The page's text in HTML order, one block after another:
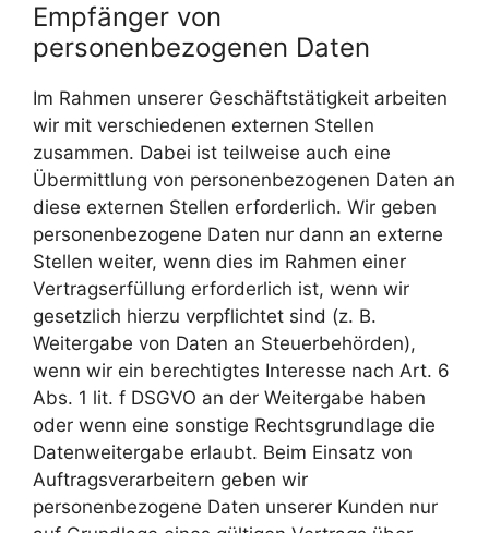
Empfänger von
personenbezogenen Daten
Im Rahmen unserer Geschäftstätigkeit arbeiten
wir mit verschiedenen externen Stellen
zusammen. Dabei ist teilweise auch eine
Übermittlung von personenbezogenen Daten an
diese externen Stellen erforderlich. Wir geben
personenbezogene Daten nur dann an externe
Stellen weiter, wenn dies im Rahmen einer
Vertragserfüllung erforderlich ist, wenn wir
gesetzlich hierzu verpflichtet sind (z. B.
Weitergabe von Daten an Steuerbehörden),
wenn wir ein berechtigtes Interesse nach Art. 6
Abs. 1 lit. f DSGVO an der Weitergabe haben
oder wenn eine sonstige Rechtsgrundlage die
Datenweitergabe erlaubt. Beim Einsatz von
Auftragsverarbeitern geben wir
personenbezogene Daten unserer Kunden nur